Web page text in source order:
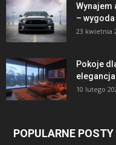
Wynajem
–
23 kwietnia
Pokoje
10 lutego
POPULARNE POSTY